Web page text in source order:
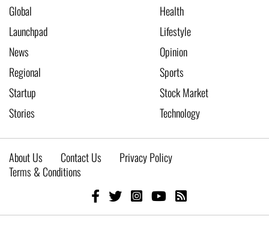
Global
Health
Launchpad
Lifestyle
News
Opinion
Regional
Sports
Startup
Stock Market
Stories
Technology
About Us Contact Us
Privacy Policy
Terms & Conditions